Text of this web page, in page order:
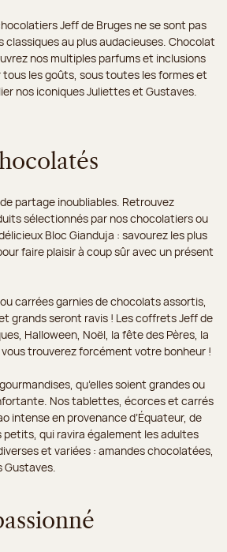
Jeff de Bruges ne se sont pas
au plus audacieuses. Chocolat
nos multiples parfums et inclusions
les goûts, sous toutes les formes et
nos iconiques Juliettes et Gustaves.
partage inoubliables. Retrouvez
sélectionnés par nos chocolatiers ou
Bloc Gianduja : savourez les plus
faire plaisir à coup sûr avec un présent
carrées garnies de chocolats assortis,
grands seront ravis ! Les coffrets Jeff de
Halloween, Noël, la fête des Pères, la
trouverez forcément votre bonheur !
qu’elles soient grandes ou
Nos tablettes, écorces et carrés
intense en provenance d’Équateur, de
petits, qui ravira également les adultes
et variées : amandes chocolatées,